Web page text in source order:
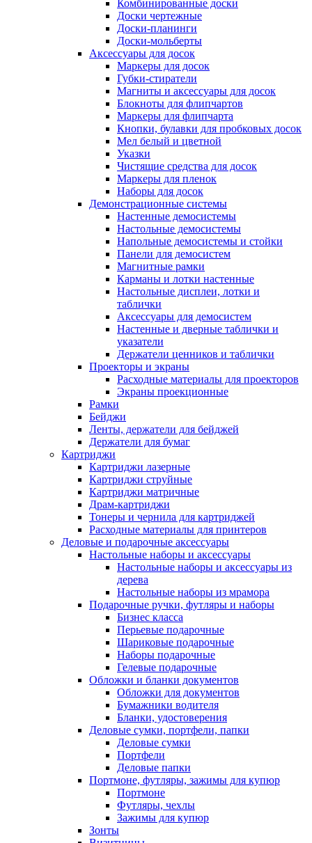
Комбинированные доски
Доски чертежные
Доски-планинги
Доски-мольберты
Аксессуары для досок
Маркеры для досок
Губки-стиратели
Магниты и аксессуары для досок
Блокноты для флипчартов
Маркеры для флипчарта
Кнопки, булавки для пробковых досок
Мел белый и цветной
Указки
Чистящие средства для досок
Маркеры для пленок
Наборы для досок
Демонстрационные системы
Настенные демосистемы
Настольные демосистемы
Напольные демосистемы и стойки
Панели для демосистем
Магнитные рамки
Карманы и лотки настенные
Настольные дисплеи, лотки и
таблички
Аксессуары для демосистем
Настенные и дверные таблички и
указатели
Держатели ценников и таблички
Проекторы и экраны
Расходные материалы для проекторов
Экраны проекционные
Рамки
Бейджи
Ленты, держатели для бейджей
Держатели для бумаг
Картриджи
Картриджи лазерные
Картриджи струйные
Картриджи матричные
Драм-картриджи
Тонеры и чернила для картриджей
Расходные материалы для принтеров
Деловые и подарочные аксессуары
Настольные наборы и аксессуары
Настольные наборы и аксессуары из
дерева
Настольные наборы из мрамора
Подарочные ручки, футляры и наборы
Бизнес класса
Перьевые подарочные
Шариковые подарочные
Наборы подарочные
Гелевые подарочные
Обложки и бланки документов
Обложки для документов
Бумажники водителя
Бланки, удостоверения
Деловые сумки, портфели, папки
Деловые сумки
Портфели
Деловые папки
Портмоне, футляры, зажимы для купюр
Портмоне
Футляры, чехлы
Зажимы для купюр
Зонты